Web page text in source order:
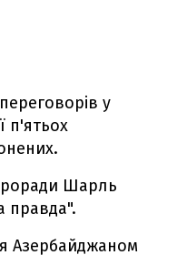
у
п'ятьох
Шарль
правда".
Азербайджаном